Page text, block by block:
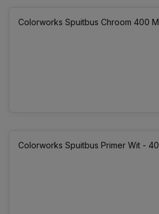
Colorworks Spuitbus Chroom 400
Colorworks Spuitbus Primer Wit -